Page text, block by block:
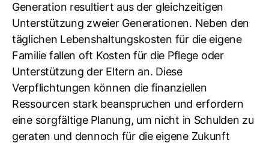
Generation resultiert aus der gleichzeitigen
Unterstützung zweier Generationen. Neben den
täglichen Lebenshaltungskosten für die eigene
Familie fallen oft Kosten für die Pflege oder
Unterstützung der Eltern an. Diese
Verpflichtungen können die finanziellen
Ressourcen stark beanspruchen und erfordern
eine sorgfältige Planung, um nicht in Schulden zu
geraten und dennoch für die eigene Zukunft